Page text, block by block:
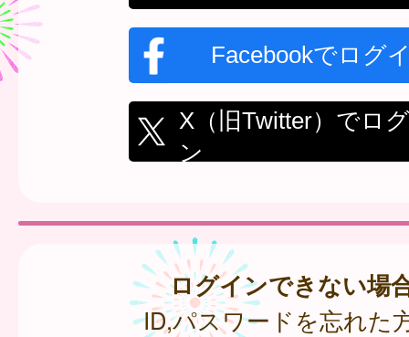
Facebookでログ
X（旧Twitter）でロ
ン
ログインできない場
ID,パスワードを忘れた